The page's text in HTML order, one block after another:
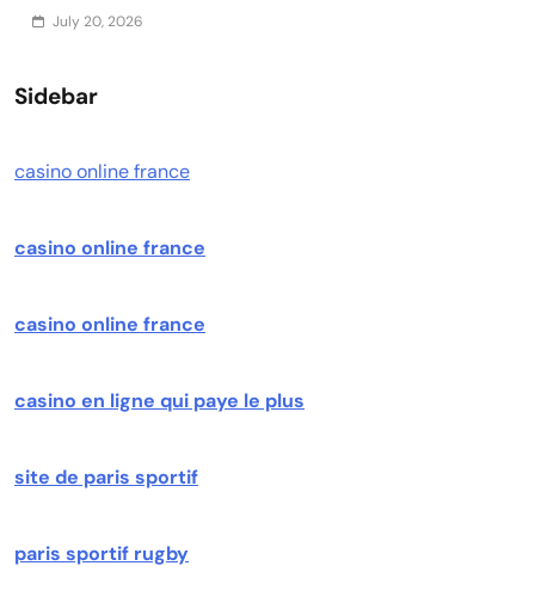
July 20, 2026
Sidebar
casino online france
casino online france
casino online france
casino en ligne qui paye le plus
site de paris sportif
paris sportif rugby